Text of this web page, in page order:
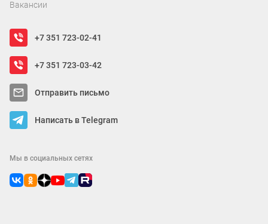
Вакансии
+7 351 723-02-41
+7 351 723-03-42
Отправить письмо
Написать в Telegram
Мы в социальных сетях